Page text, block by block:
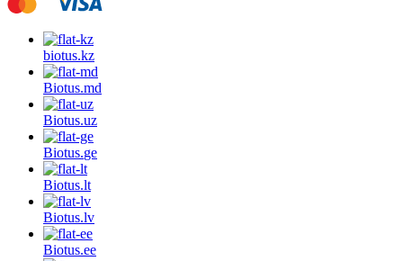
biotus.kz
Biotus.md
Biotus.uz
Biotus.ge
Biotus.lt
Biotus.lv
Biotus.ee